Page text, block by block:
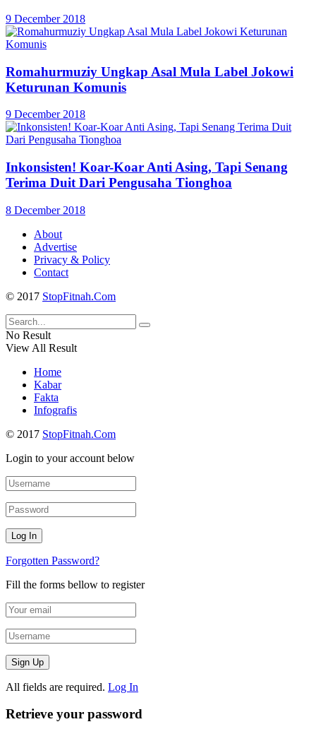
9 December 2018
Romahurmuziy Ungkap Asal Mula Label Jokowi
Keturunan Komunis
9 December 2018
Inkonsisten! Koar-Koar Anti Asing, Tapi Senang
Terima Duit Dari Pengusaha Tionghoa
8 December 2018
About
Advertise
Privacy & Policy
Contact
© 2017 StopFitnah.Com
No Result
View All Result
Home
Kabar
Fakta
Infografis
© 2017 StopFitnah.Com
Login to your account below
Forgotten Password?
Fill the forms bellow to register
All fields are required. Log In
Retrieve your password